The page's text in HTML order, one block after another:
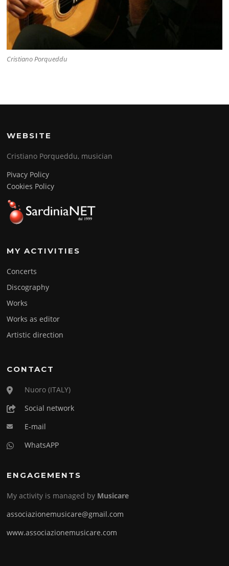
Cristiano Porqueddu
WEBSITE
Cristiano Porqueddu, musician
Pivacy Policy
Cookies Policy
MY ACTIVITIES
Concerts
Discography
Works
Works as editor
Artistic direction
CONTACT
Nuoro (ITALY)
Social network
E-mail
WhatsAPP
ENGAGEMENTS
My activity is managed by Musicare
associazionemusicare@gmail.com
www.associazionemusicare.com